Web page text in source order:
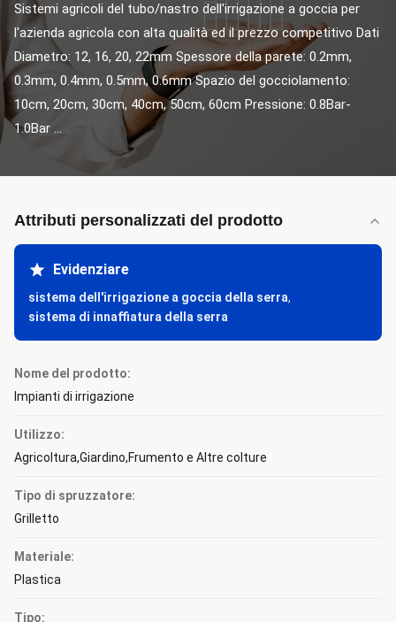
Sistemi agricoli del tubo/nastro dell'irrigazione a goccia per
l'azienda agricola con alta qualità ed il prezzo competitivo Dati
Diametro: 12, 16, 20, 22mm Spessore della parete: 0.2mm,
0.3mm, 0.4mm, 0.5mm, 0.6mm Spazio del gocciolamento:
10cm, 20cm, 30cm, 40cm, 50cm, 60cm Pressione: 0.8Bar-
1.0Bar ...
Attributi personalizzati del prodotto
Evidenziare
sistema dell'irrigazione a goccia della serra,
sistema di innaffiatura della serra
Nome del prodotto:
Impianti di irrigazione
Utilizzo:
Agricoltura,Giardino,Frumento e Altre colture
Tipo di spruzzatore:
Grilletto
Materiale:
Plastica
Tipo: